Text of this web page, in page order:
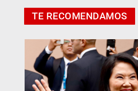
TE RECOMENDAMOS